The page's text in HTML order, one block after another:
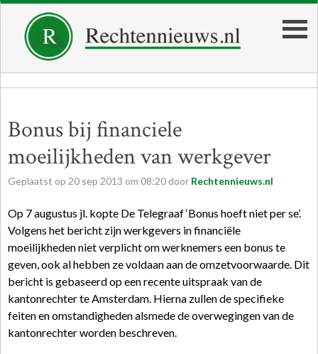
Bonus bij financiele
moeilijkheden van werkgever
Geplaatst op 20 sep 2013 om 08:20 door Rechtennieuws.nl
Op 7 augustus jl. kopte De Telegraaf ‘Bonus hoeft niet per se’.
Volgens het bericht zijn werkgevers in financiële
moeilijkheden niet verplicht om werknemers een bonus te
geven, ook al hebben ze voldaan aan de omzetvoorwaarde. Dit
bericht is gebaseerd op een recente uitspraak van de
kantonrechter te Amsterdam. Hierna zullen de specifieke
feiten en omstandigheden alsmede de overwegingen van de
kantonrechter worden beschreven.